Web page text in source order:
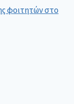
φοιτητών στο